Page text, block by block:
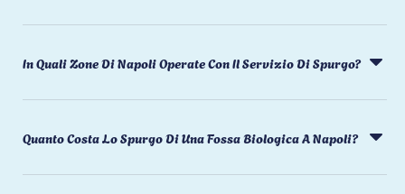
In Quali Zone Di Napoli Operate Con Il Servizio Di Spurgo?
Quanto Costa Lo Spurgo Di Una Fossa Biologica A Napoli?